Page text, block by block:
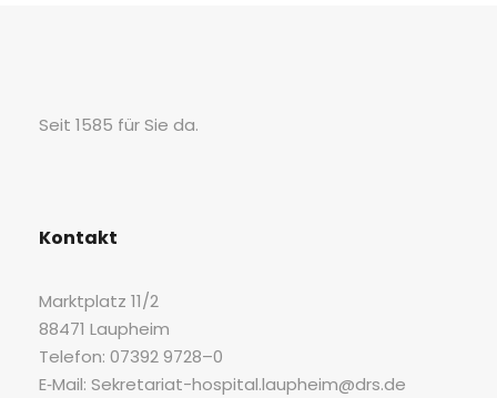
n
i
:
Seit 1585 für Sie da.
Kon­takt
Markt­platz 11/2
88471 Laupheim
Tele­fon: 07392 9728–0
E‑Mail: Sekretariat-hospital.laupheim@drs.de